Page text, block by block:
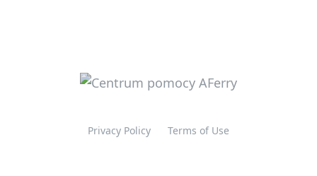
Privacy Policy Terms of Use